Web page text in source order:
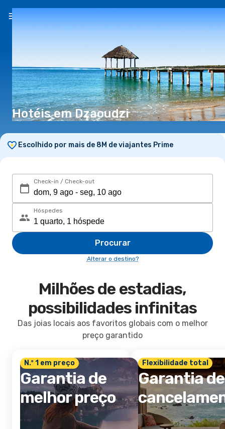
Hotéis em Dzaoudzi
Escolhido por mais de 8M de viajantes Prime
Check-in / Check-out
Hóspedes
Procurar
Alterar o destino?
Milhões de estadias,
possibilidades infinitas
Das joias locais aos favoritos globais com o melhor
preço garantido
N.º 1 em preço
Garantia de
melhor preço
Flexibilidade total
Garantia de